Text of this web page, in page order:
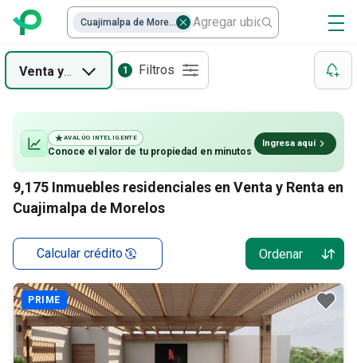
Venta yRenta 1 Filtros
9,175 Inmuebles residenciales en Venta y Renta en
Cuajimalpa de Morelos
Calcular crédito Ordenar
AVALÚO INTELIGENTE
Conoce el valor de tu propiedad en minutos
Ingresa aquí
PRIME
Terrenos Habitacionales
Casas en condominio
Casas
Cuajimalpa de Morelos